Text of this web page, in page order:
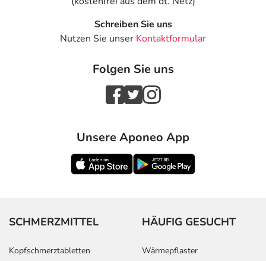
Schreiben Sie uns
Nutzen Sie unser Kontaktformular
Folgen Sie uns
Unsere Aponeo App
SCHMERZMITTEL
Kopfschmerztabletten
HÄUFIG GESUCHT
Wärmepflaster